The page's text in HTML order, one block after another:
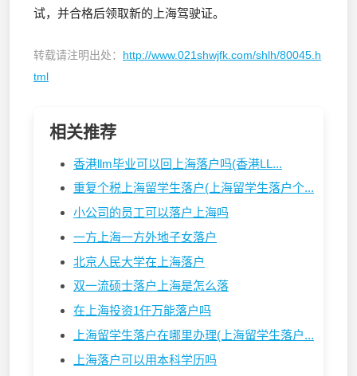
试，并合格后领取新的上海驾驶证。
转载请注明出处： http://www.021shwjfk.com/shlh/80045.h
tml
相关推荐
香港llm毕业可以回上海落户吗(香港LL...
重复个税上海留学生落户(上海留学生落户个...
小公司的员工可以落户上海吗
一方上海一方外地子女落户
北京人民大学在上海落户
双一流硕士落户上海是怎么落
在上海投资1仠万能落户吗
上海留学生落户在哪里办理(上海留学生落户...
上海落户可以用本科学历吗